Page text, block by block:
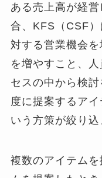
ある売上高が経
合、KFS（CSF
対する営業機会
を増やすこと、
セスの中から検
度に提案するア
いう方策が絞り込
複数のアイテム